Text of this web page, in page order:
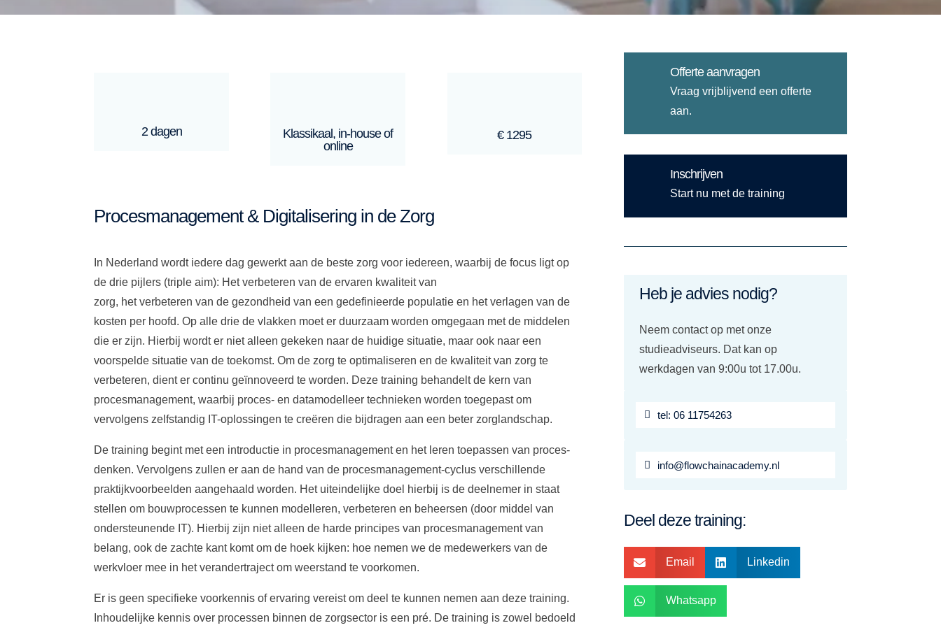
2 dagen
Klassikaal, in-house of
online
€ 1295
Procesmanagement & Digitalisering in de Zorg
In Nederland wordt iedere dag gewerkt aan de beste zorg voor iedereen, waarbij de focus ligt op
de drie pijlers (triple aim): Het verbeteren van de ervaren kwaliteit van
zorg, het verbeteren van de gezondheid van een gedefinieerde populatie en het verlagen van de
kosten per hoofd. Op alle drie de vlakken moet er duurzaam worden omgegaan met de middelen
die er zijn. Hierbij wordt er niet alleen gekeken naar de huidige situatie, maar ook naar een
voorspelde situatie van de toekomst. Om de zorg te optimaliseren en de kwaliteit van zorg te
verbeteren, dient er continu geïnnoveerd te worden. Deze training behandelt de kern van
procesmanagement, waarbij proces- en datamodelleer technieken worden toegepast om
vervolgens zelfstandig IT-oplossingen te creëren die bijdragen aan een beter zorglandschap.
De training begint met een introductie in procesmanagement en het leren toepassen van proces-
denken. Vervolgens zullen er aan de hand van de procesmanagement-cyclus verschillende
praktijkvoorbeelden aangehaald worden. Het uiteindelijke doel hierbij is de deelnemer in staat
stellen om bouwprocessen te kunnen modelleren, verbeteren en beheersen (door middel van
ondersteunende IT). Hierbij zijn niet alleen de harde principes van procesmanagement van
belang, ook de zachte kant komt om de hoek kijken: hoe nemen we de medewerkers van de
werkvloer mee in het verandertraject om weerstand te voorkomen.
Er is geen specifieke voorkennis of ervaring vereist om deel te kunnen nemen aan deze training.
Inhoudelijke kennis over processen binnen de zorgsector is een pré. De training is zowel bedoeld
Offerte aanvragen
Vraag vrijblijvend een offerte
aan.
Inschrijven
Start nu met de training
Heb je advies nodig?
Neem contact op met onze
studieadviseurs. Dat kan op
werkdagen van 9:00u tot 17.00u.
tel: 06 11754263
info@flowchainacademy.nl
Deel deze training:
 Email  Linkedin
 Whatsapp